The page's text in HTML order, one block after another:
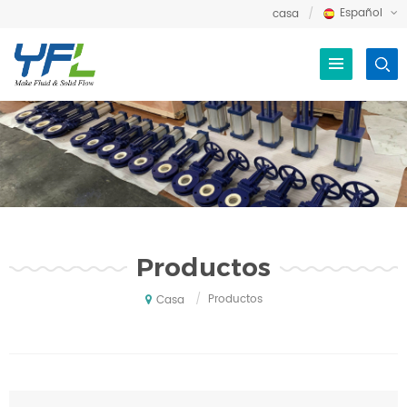
Español
casa
Productos
Casa / Productos